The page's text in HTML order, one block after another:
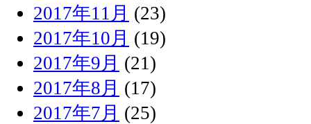
2017年11月 (23)
2017年10月 (19)
2017年9月 (21)
2017年8月 (17)
2017年7月 (25)